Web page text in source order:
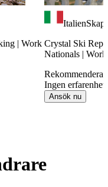
| Work
Italien
Crystal Ski Rep
Nationals |
Ingen erfarenhet
Ansök nu